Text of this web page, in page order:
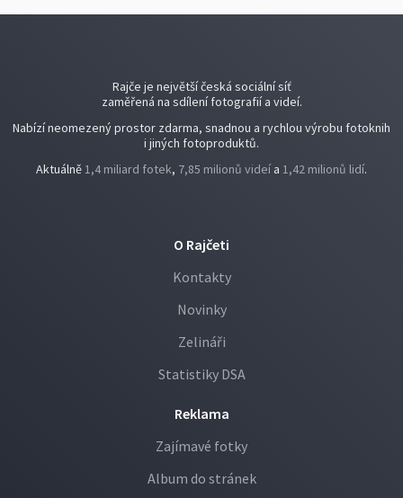
Rajče je největší česká sociální síť
zaměřená na sdílení fotografií a videí.
Nabízí neomezený prostor zdarma, snadnou a rychlou výrobu fotoknih
i jiných fotoproduktů.
Aktuálně1,4 miliard fotek, 7,85 milionů videí a 1,42 milionů lidí.
O Rajčeti
Kontakty
Novinky
Zelináři
Statistiky DSA
Reklama
Zajímavé fotky
Album do stránek